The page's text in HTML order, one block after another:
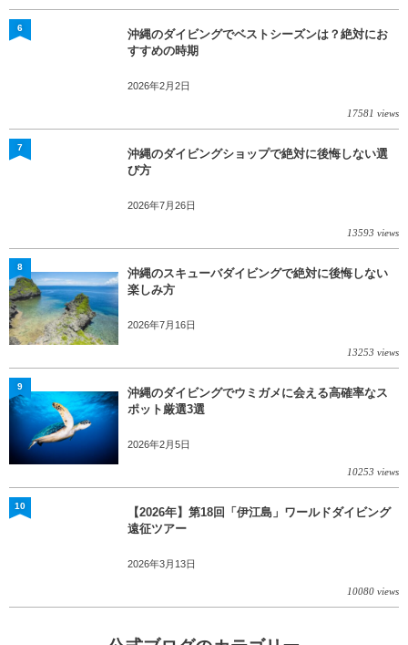
沖縄のダイビングでベストシーズンは？絶対にお
すすめの時期
2026年2月2日
17581 views
6
沖縄のダイビングショップで絶対に後悔しない選
び方
2026年7月26日
13593 views
7
沖縄のスキューバダイビングで絶対に後悔しない
楽しみ方
2026年7月16日
13253 views
8
沖縄のダイビングでウミガメに会える高確率なス
ポット厳選3選
2026年2月5日
10253 views
9
【2026年】第18回「伊江島」ワールドダイビング
遠征ツアー
2026年3月13日
10080 views
10